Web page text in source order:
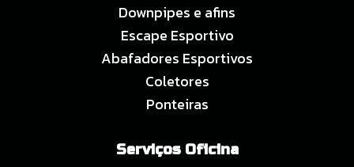
Downpipes e afins
Escape Esportivo
Abafadores Esportivos
Coletores
Ponteiras
Serviços Oficina